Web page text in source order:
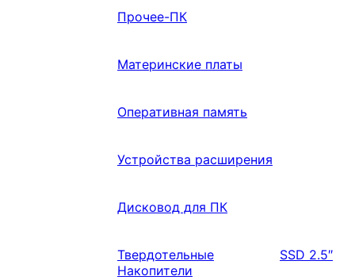
Прочее-ПК
Материнские платы
Оперативная память
Устройства расширения
Дисковод для ПК
Твердотельные
Накопители
SSD 2.5″